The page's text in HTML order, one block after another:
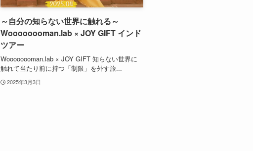
～自分の知らない世界に触れる～
Woooooooman.lab × JOY GIFT インド
ツアー
Woooooooman.lab × JOY GIFT 知らない世界に
触れて当たり前に持つ「制限」を外す旅...
2025年3月3日